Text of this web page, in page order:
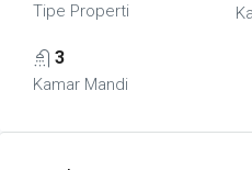
Tipe Properti
3
Kamar Mandi